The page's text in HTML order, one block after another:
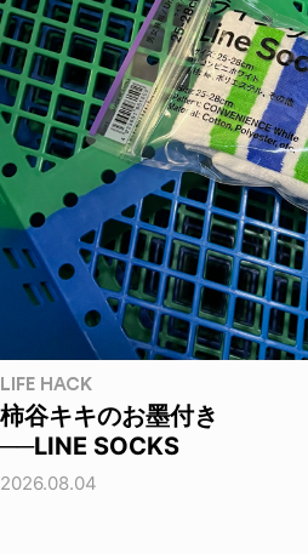
LIFE HACK
柿谷キキのお墨付き
──LINE SOCKS
2026.08.04